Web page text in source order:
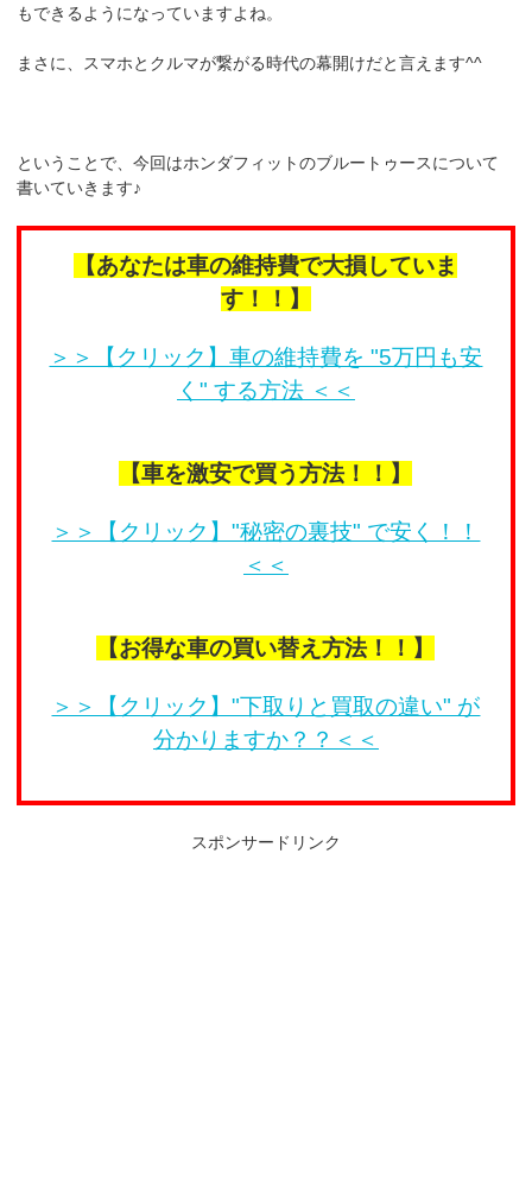
もできるようになっていますよね。
まさに、スマホとクルマが繋がる時代の幕開けだと言えます^^
ということで、今回はホンダフィットのブルートゥースについて
書いていきます♪
【あなたは車の維持費で大損していま
す！！】
＞＞【クリック】車の維持費を "5万円も安
く" する方法 ＜＜
【車を激安で買う方法！！】
＞＞【クリック】"秘密の裏技" で安く！！
＜＜
【お得な車の買い替え方法！！】
＞＞【クリック】"下取りと買取の違い" が
分かりますか？？＜＜
スポンサードリンク